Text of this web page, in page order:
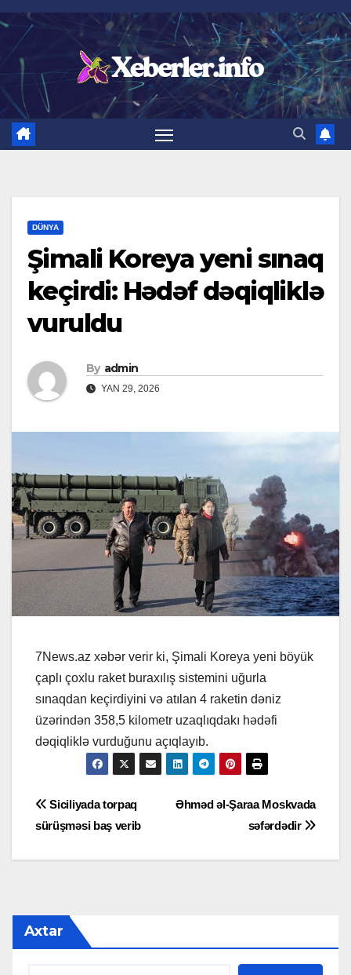
Skip
content
DÜNYA
Şimali Koreya yeni sınaq
keçirdi: Hədəf dəqiqliklə
vuruldu
By admin
YAN 29, 2026
7News.az xəbər verir ki, Şimali Koreya yeni böyük
çaplı çoxlu raket buraxılış sistemini uğurla
sınaqdan keçirdiyini və atılan 4 raketin dəniz
üzərindən 358,5 kilometr uzaqlıqdakı hədəfi
dəqiqliklə vurduğunu açıqlayıb.
Yazı
naviqasiyası
Əhməd əl-Şaraa Moskvada
səfərdədir
Siciliyada torpaq
sürüşməsi baş verib
Axtar